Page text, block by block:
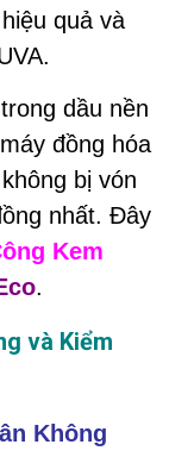
quả và
dầu nền
đồng hóa
bị vón
nhất. Đây
Kem
.
và Kiểm
Không